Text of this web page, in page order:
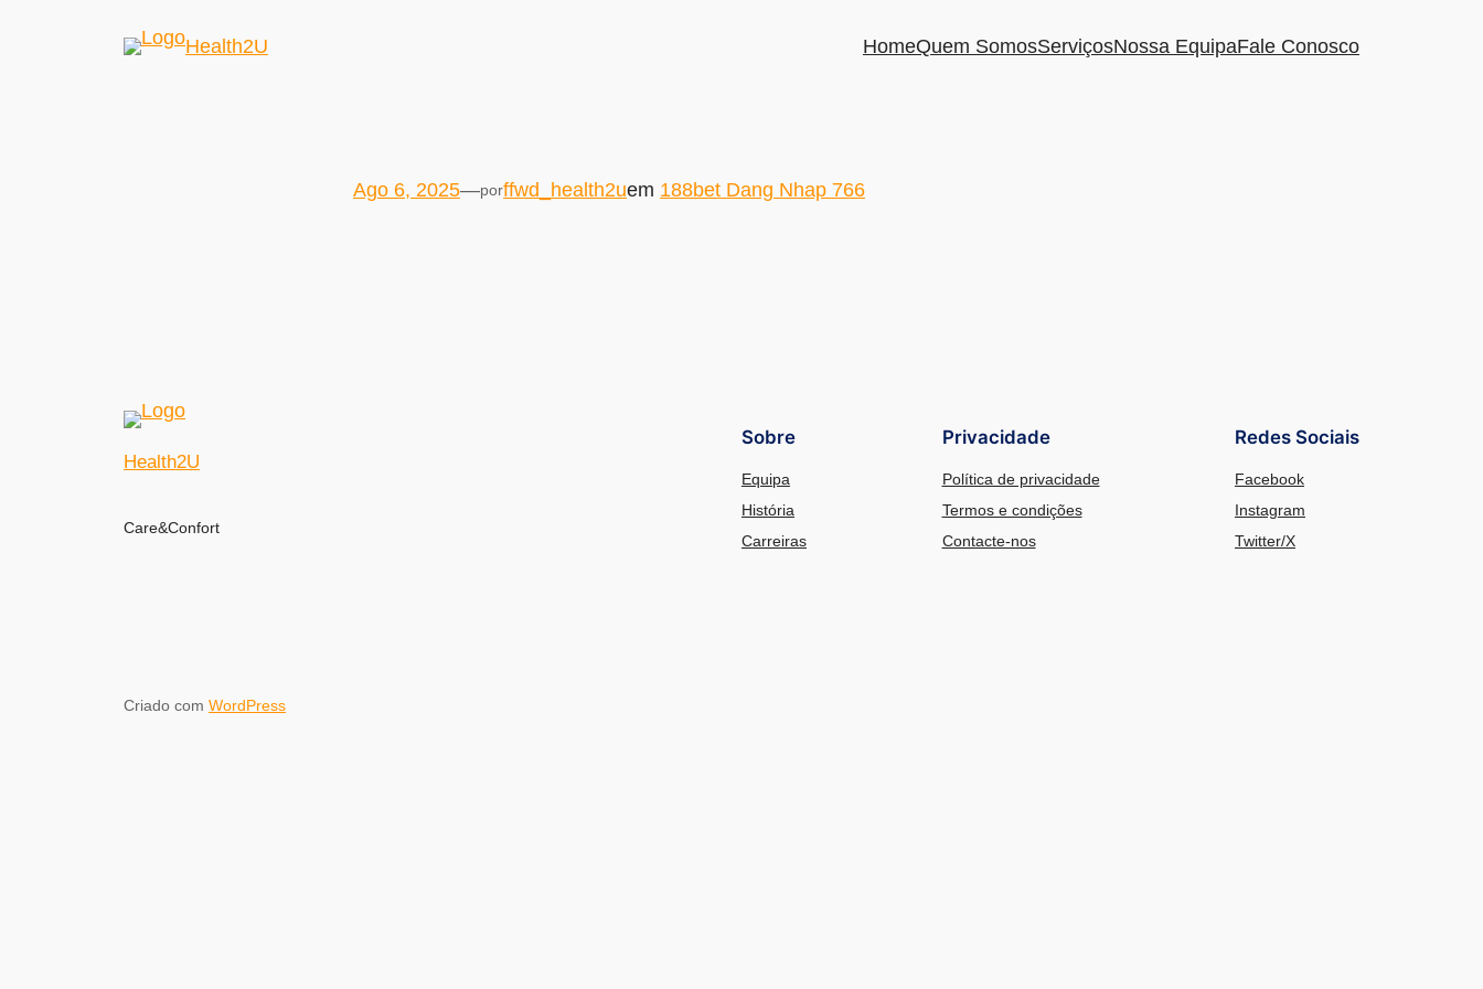
Health2U HomeQuem SomosServiçosNossa EquipaFale Conosco
Ago 6, 2025—porffwd_health2uem 188bet Dang Nhap 766
Health2U
Care&Confort
Sobre
Equipa
História
Carreiras
Privacidade
Política de privacidade
Termos e condições
Contacte-nos
Redes Sociais
Facebook
Instagram
Twitter/X
Criado com WordPress